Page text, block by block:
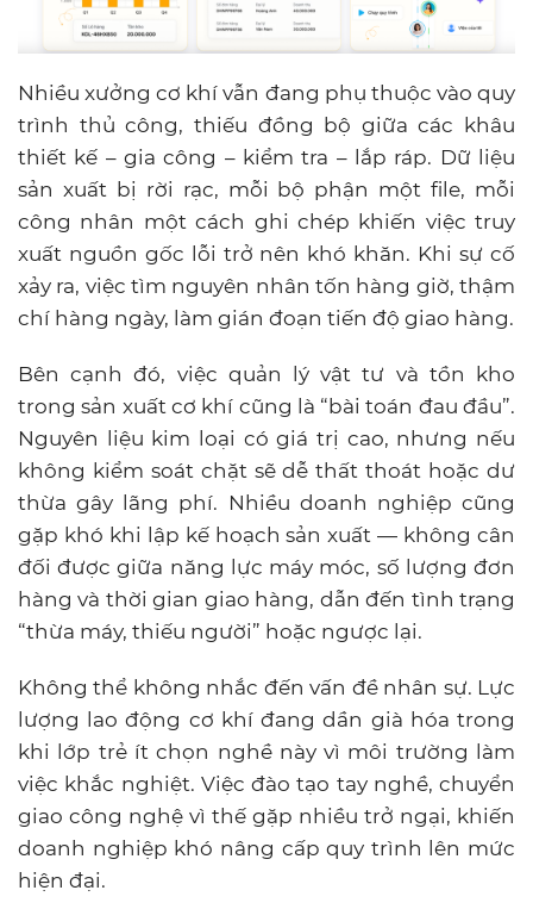
Nhiều xưởng cơ khí vẫn đang phụ thuộc vào quy
trình thủ công, thiếu đồng bộ giữa các khâu
thiết kế – gia công – kiểm tra – lắp ráp. Dữ liệu
sản xuất bị rời rạc, mỗi bộ phận một file, mỗi
công nhân một cách ghi chép khiến việc truy
xuất nguồn gốc lỗi trở nên khó khăn. Khi sự cố
xảy ra, việc tìm nguyên nhân tốn hàng giờ, thậm
chí hàng ngày, làm gián đoạn tiến độ giao hàng.
Bên cạnh đó, việc quản lý vật tư và tồn kho
trong sản xuất cơ khí cũng là “bài toán đau đầu”.
Nguyên liệu kim loại có giá trị cao, nhưng nếu
không kiểm soát chặt sẽ dễ thất thoát hoặc dư
thừa gây lãng phí. Nhiều doanh nghiệp cũng
gặp khó khi lập kế hoạch sản xuất — không cân
đối được giữa năng lực máy móc, số lượng đơn
hàng và thời gian giao hàng, dẫn đến tình trạng
“thừa máy, thiếu người” hoặc ngược lại.
Không thể không nhắc đến vấn đề nhân sự. Lực
lượng lao động cơ khí đang dần già hóa trong
khi lớp trẻ ít chọn nghề này vì môi trường làm
việc khắc nghiệt. Việc đào tạo tay nghề, chuyển
giao công nghệ vì thế gặp nhiều trở ngại, khiến
doanh nghiệp khó nâng cấp quy trình lên mức
hiện đại.